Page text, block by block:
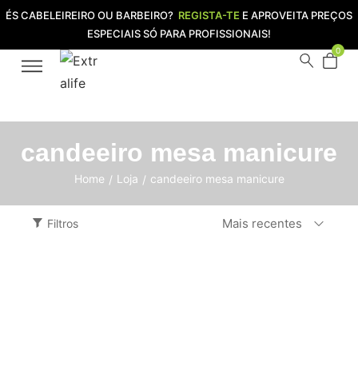
ÉS CABELEIREIRO OU BARBEIRO? REGISTA-TE E APROVEITA PREÇOS
ESPECIAIS SÓ PARA PROFISSIONAIS!
0
candeeiro mesa manicure
Home / Loja / candeeiro mesa manicure
Filtros Mais recentes